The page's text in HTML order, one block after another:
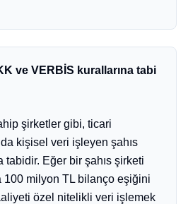
ve VERBİS kurallarına tabi
şirketler gibi, ticari
kişisel veri işleyen şahıs
Eğer bir şahıs şirketi
100 milyon TL bilanço eşiğini
özel nitelikli veri işlemek